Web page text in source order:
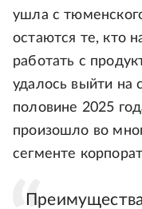
ушла с
остаются те, кто
работать с
удалось выйти на
половине 2025
произошло во
сегменте